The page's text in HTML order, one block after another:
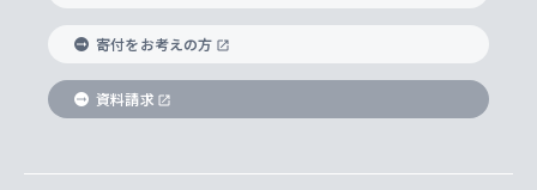
理工学部
Futures） – 持続可能な未来を考える６学科連携
実践宗教学研究科
総合人間科学研究科
アジア文化研究所
アメリカ・カナダ研究所
就職（内定先）・進路統計
企業の採用ご担当者様へのご案内
Sophia Short-term Program受講生
学費・奨学金
学部入学前に出願する奨学金
上智大学とカトリック
国連Weeks・アフリカWeeks
ダイバーシティ＆サステナビリティへの取り組み
数字で見る上智大学
上智大学のネットワーク
上智大学の出版物
寄付をお考えの方
資料請求